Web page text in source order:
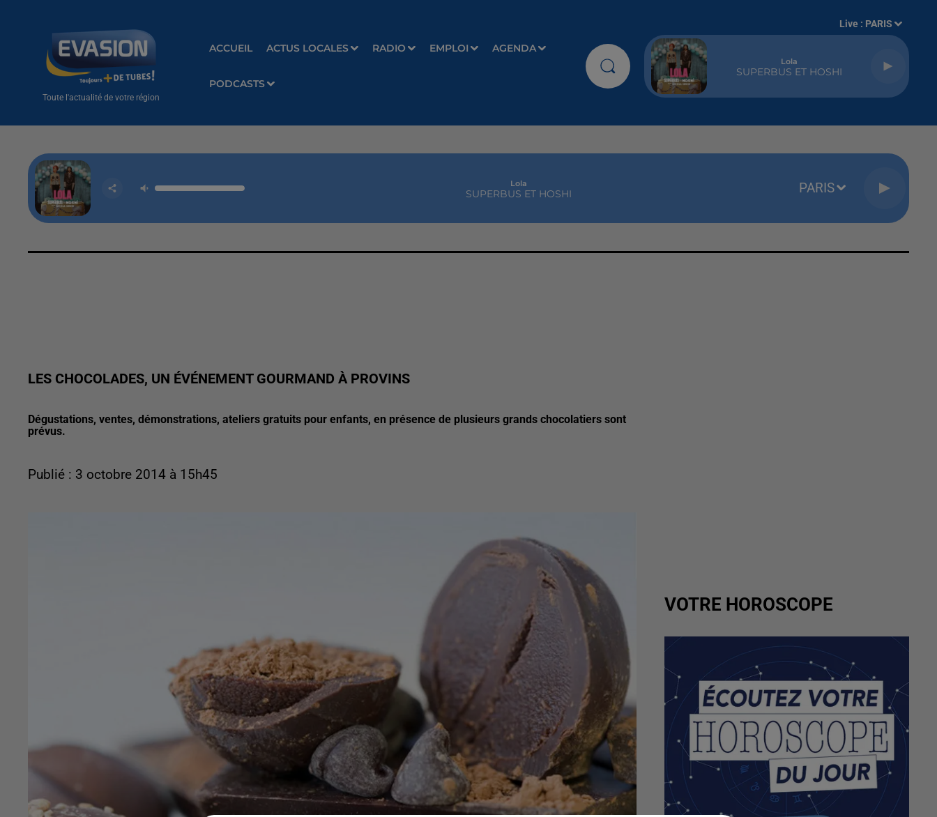
Toute l'actualité de votre région
ACCUEIL ACTUS LOCALES RADIO EMPLOI AGENDA
PODCASTS
Live : PARIS
Lola
SUPERBUS ET HOSHI
Lola
SUPERBUS ET HOSHI PARIS
LES CHOCOLADES, UN ÉVÉNEMENT GOURMAND À PROVINS
Dégustations, ventes, démonstrations, ateliers gratuits pour enfants, en présence de plusieurs grands chocolatiers sont
prévus.
Publié : 3 octobre 2014 à 15h45
VOTRE HOROSCOPE